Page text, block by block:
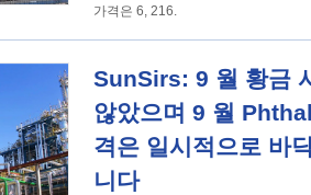
가격은 6, 216.
SunSirs: 9 월 황금
않았으며 9 월
격은 일시적으로 바
니다